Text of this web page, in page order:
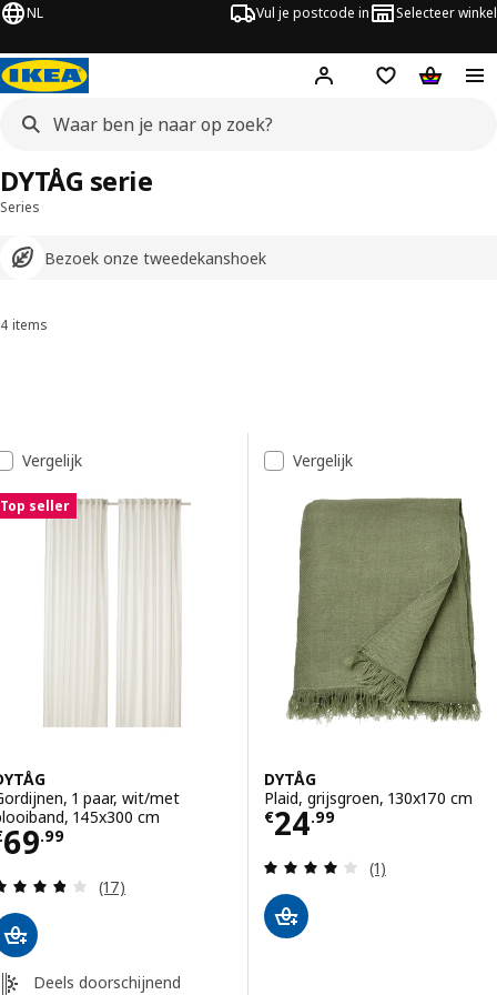
NL Vul je postcode in Selecteer winkel
Hej! Log in
Series
Bezoek onze tweedekanshoek
DYTÅG serie
Sorteren en filteren
4 items
Resultatenlijst
Vergelijk
Top seller
1 paar, wit/met
145x300 cm
69.99€ 69.99
Beoordeling: 3.8 van 5 sterren. Totaal
(17)
Deels doorschijnend
Vergelijk
DYTÅG
Plaid, grijsgroen, 130x170 cm
€24.99
Prijs € 24.99
Beoordeling: 4
(1)